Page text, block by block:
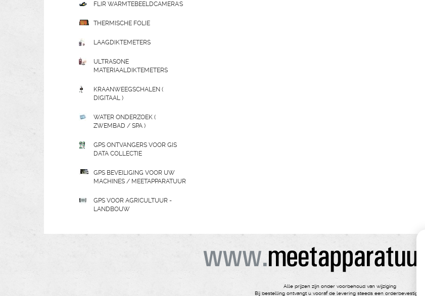
FLIR WARMTEBEELDCAMERA'S
THERMISCHE FOLIE
LAAGDIKTEMETERS
ULTRASONE
MATERIAALDIKTEMETERS
KRAANWEEGSCHALEN (
DIGITAAL )
WATER ONDERZOEK (
ZWEMBAD / SPA )
GPS ONTVANGERS VOOR GIS
DATA COLLECTIE
GPS BEVEILIGING VOOR UW
MACHINES / MEETAPPARATUUR
GPS VOOR AGRICULTUUR -
LANDBOUW
Alle prijzen zijn onder voorbehoud van wijziging
Bij bestelling ontvangt u vooraf de levering steeds een orderbevestiging